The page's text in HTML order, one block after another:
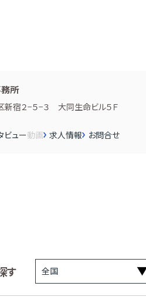
所
宿２−５−３ 大同生命ビル５Ｆ
ビュー動画 求人情報 お問合せ
す